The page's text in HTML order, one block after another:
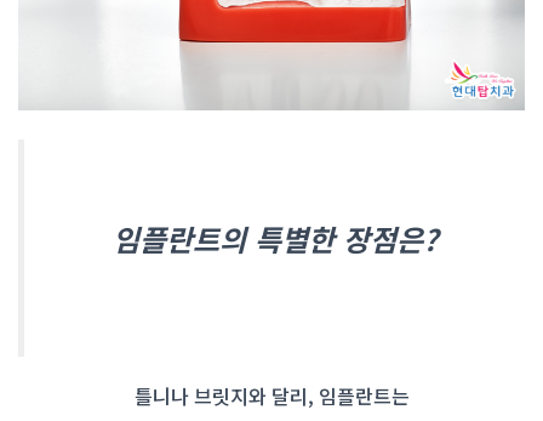
임플란트의 특별한 장점은?
틀니나 브릿지와 달리, 임플란트는